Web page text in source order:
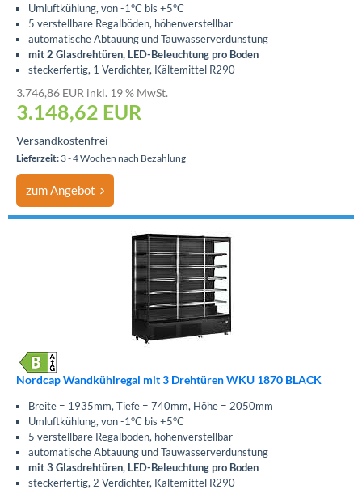
Umluftkühlung, von -1°C bis +5°C
5 verstellbare Regalböden, höhenverstellbar
automatische Abtauung und Tauwasserverdunstung
mit 2 Glasdrehtüren, LED-Beleuchtung pro Boden
steckerfertig, 1 Verdichter, Kältemittel R290
3.746,86 EUR inkl. 19 % MwSt.
3.148,62 EUR
Versandkostenfrei
Lieferzeit: 3 - 4 Wochen nach Bezahlung
zum Angebot
Nordcap Wandkühlregal mit 3 Drehtüren WKU 1870 BLACK
Breite = 1935mm, Tiefe = 740mm, Höhe = 2050mm
Umluftkühlung, von -1°C bis +5°C
5 verstellbare Regalböden, höhenverstellbar
automatische Abtauung und Tauwasserverdunstung
mit 3 Glasdrehtüren, LED-Beleuchtung pro Boden
steckerfertig, 2 Verdichter, Kältemittel R290